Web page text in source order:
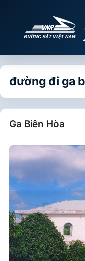
đường đi ga
Ga Biên Hòa